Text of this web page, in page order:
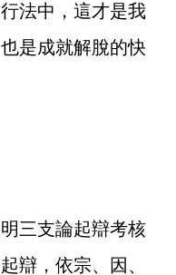
法中，這才是我
是成就解脫的快
三支論起辯考核
辯，依宗、因、